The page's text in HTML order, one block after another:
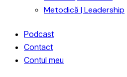
Metodică | Leadership
Podcast
Contact
Contul meu